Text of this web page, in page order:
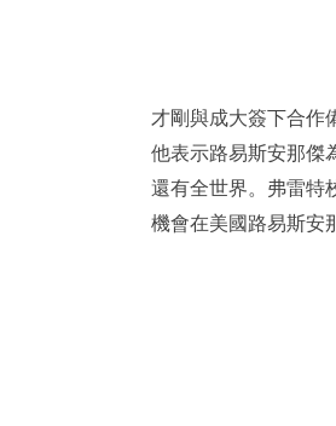
才剛與成大簽下合作
他表示路易斯安那傑
還有全世界。弗雷特
機會在美國路易斯安